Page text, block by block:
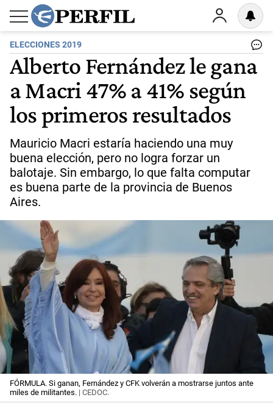
ELECCIONES 2019
Alberto Fernández le gana
a Macri 47% a 41% según
los primeros resultados
Mauricio Macri estaría haciendo una muy
buena elección, pero no logra forzar un
balotaje. Sin embargo, lo que falta computar
es buena parte de la provincia de Buenos
Aires.
FÓRMULA. Si ganan, Fernández y CFK volverán a mostrarse juntos ante
miles de militantes. | CEDOC.